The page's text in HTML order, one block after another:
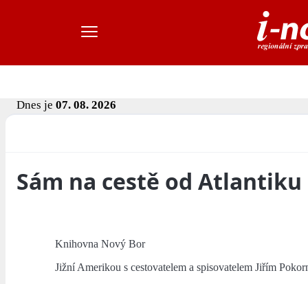
Dnes je 07. 08. 2026
Sám na cestě od
Knihovna Nový Bor
Jižní Amerikou s cestovatelem a spisovatelem Jiřím